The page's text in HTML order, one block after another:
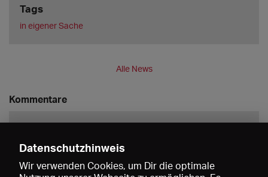
Tags
in eigener Sache
Alle News
Kommentare
Datenschutzhinweis
Wir verwenden Cookies, um Dir die optimale